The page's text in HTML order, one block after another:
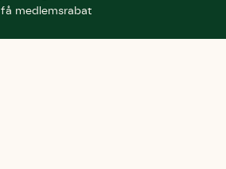
medlemsrabat